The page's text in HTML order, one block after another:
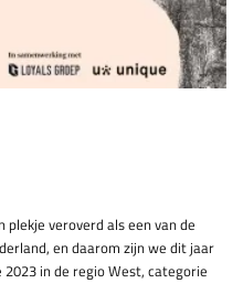
plekje veroverd als een van de
en daarom zijn we dit jaar
in de regio West, categorie